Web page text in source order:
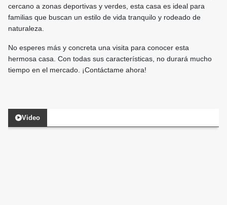
cercano a zonas deportivas y verdes, esta casa es ideal para
familias que buscan un estilo de vida tranquilo y rodeado de
naturaleza.
No esperes más y concreta una visita para conocer esta
hermosa casa. Con todas sus características, no durará mucho
tiempo en el mercado. ¡Contáctame ahora!
Video